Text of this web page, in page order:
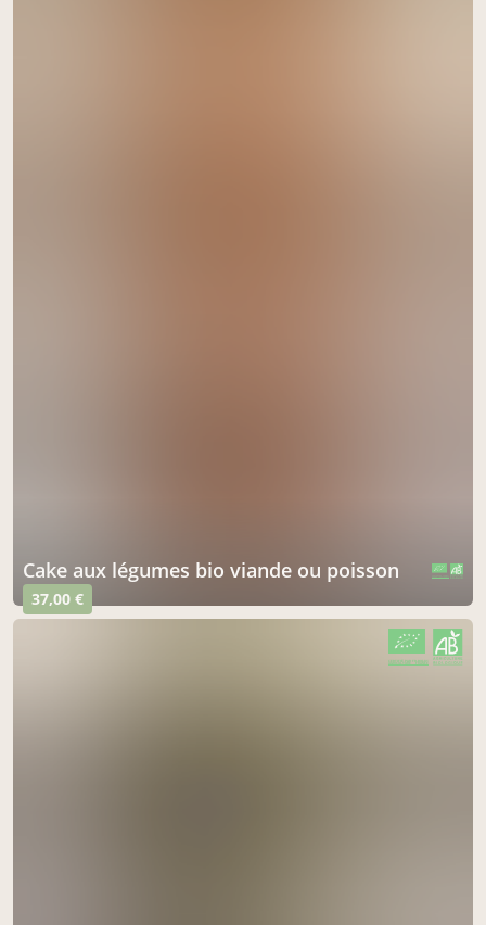
cake aux légumes bio viande ou poisson
37,00 €
CERTIFIÉ PAR FR-BIO-01
AGRICULTURE FRANCE